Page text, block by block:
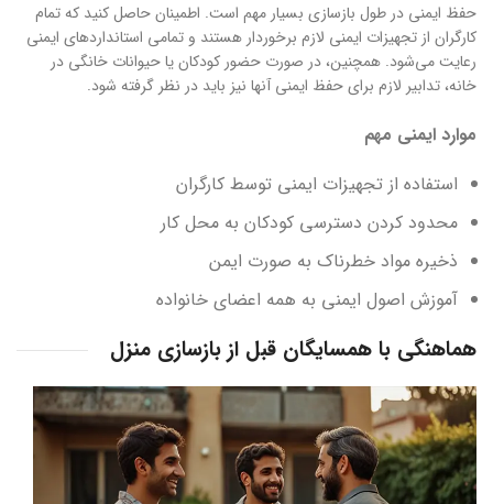
حفظ ایمنی در طول بازسازی بسیار مهم است. اطمینان حاصل کنید که تمام
کارگران از تجهیزات ایمنی لازم برخوردار هستند و تمامی استانداردهای ایمنی
رعایت می‌شود. همچنین، در صورت حضور کودکان یا حیوانات خانگی در
خانه، تدابیر لازم برای حفظ ایمنی آنها نیز باید در نظر گرفته شود.
موارد ایمنی مهم
استفاده از تجهیزات ایمنی توسط کارگران
محدود کردن دسترسی کودکان به محل کار
ذخیره مواد خطرناک به صورت ایمن
آموزش اصول ایمنی به همه اعضای خانواده
هماهنگی با همسایگان قبل از بازسازی منزل